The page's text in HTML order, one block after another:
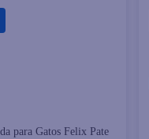
para Gatos Felix Pate